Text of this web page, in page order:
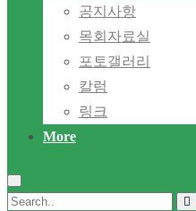
공지사항
목회자료실
포토갤러리
칼럼
링크
More